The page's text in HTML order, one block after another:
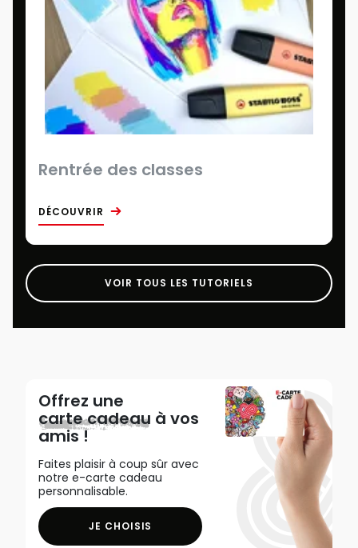
Rentrée des classes
DÉCOUVRIR
VOIR TOUS LES TUTORIELS
Offrez une
carte cadeau à vos
amis !
Faites plaisir à coup sûr avec
notre e-carte cadeau
personnalisable.
JE CHOISIS